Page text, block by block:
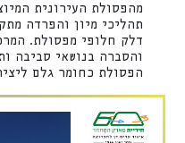
מהפסולת העירונית
תהליכי מיון והפרדה
דלק חלופי מפסולת.
והסברה בנושאי סביבה
הפסולת כחומר גלם